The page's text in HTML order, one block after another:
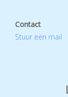
Contact
Stuur een mail